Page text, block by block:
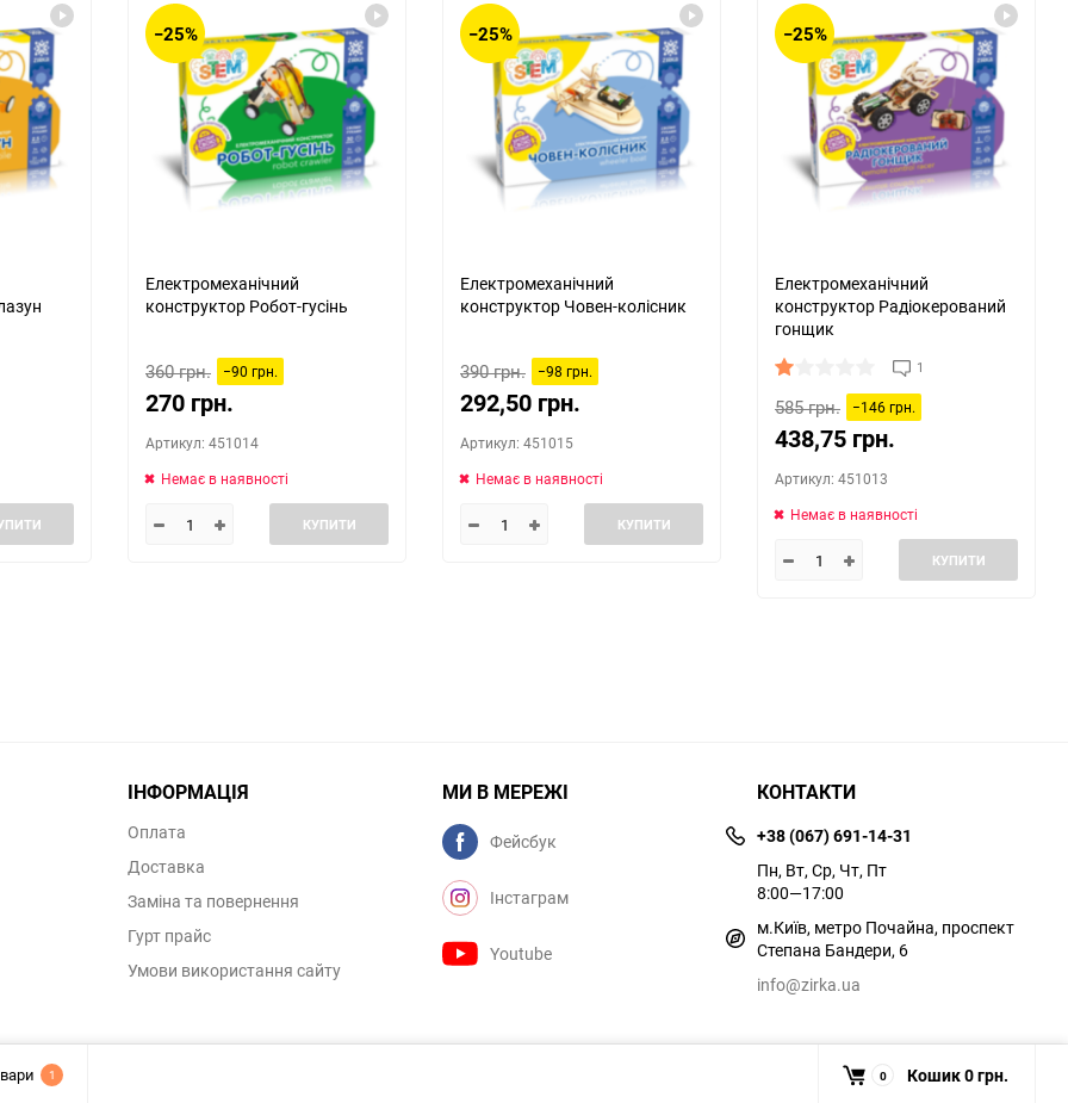
−25%
Електромеханічний
конструктор Робот-гусінь
360 грн. −90 грн.
270 грн.
Артикул: 451014
Немає в наявності
КУПИТИ
−25%
Електромеханічний
конструктор Човен-колісник
390 грн. −98 грн.
292,50 грн.
Артикул: 451015
Немає в наявності
КУПИТИ
−25%
Електромеханічний
конструктор Радіокерований
гонщик
1
585 грн. −146 грн.
438,75 грн.
Артикул: 451013
Немає в наявності
КУПИТИ
ІНФОРМАЦІЯ
Оплата
Доставка
Заміна та повернення
Гурт прайс
Умови використання сайту
МИ В МЕРЕЖІ
Фейсбук
Інстаграм
Youtube
КОНТАКТИ
+38 (067) 691-14-31
Пн, Вт, Ср, Чт, Пт
8:00—17:00
м.Київ, метро Почайна, проспект
Степана Бандери, 6
info@zirka.ua
1 0 Кошик0 грн.